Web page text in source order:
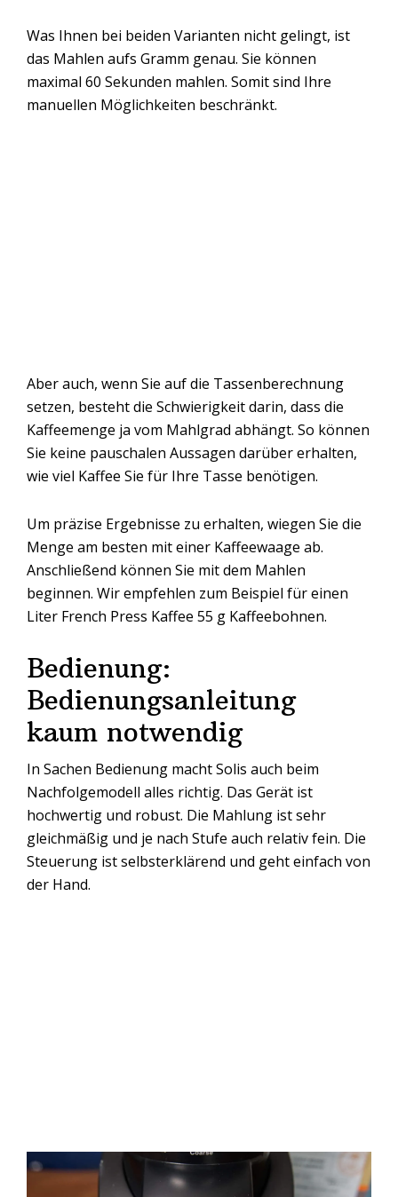
Was Ihnen bei beiden Varianten nicht gelingt, ist
das Mahlen aufs Gramm genau. Sie können
maximal 60 Sekunden mahlen. Somit sind Ihre
manuellen Möglichkeiten beschränkt.
Aber auch, wenn Sie auf die Tassenberechnung
setzen, besteht die Schwierigkeit darin, dass die
Kaffeemenge ja vom Mahlgrad abhängt. So können
Sie keine pauschalen Aussagen darüber erhalten,
wie viel Kaffee Sie für Ihre Tasse benötigen.
Um präzise Ergebnisse zu erhalten, wiegen Sie die
Menge am besten mit einer Kaffeewaage ab.
Anschließend können Sie mit dem Mahlen
beginnen. Wir empfehlen zum Beispiel für einen
Liter French Press Kaffee 55 g Kaffeebohnen.
Bedienung:
Bedienungsanleitung
kaum notwendig
In Sachen Bedienung macht Solis auch beim
Nachfolgemodell alles richtig. Das Gerät ist
hochwertig und robust. Die Mahlung ist sehr
gleichmäßig und je nach Stufe auch relativ fein. Die
Steuerung ist selbsterklärend und geht einfach von
der Hand.